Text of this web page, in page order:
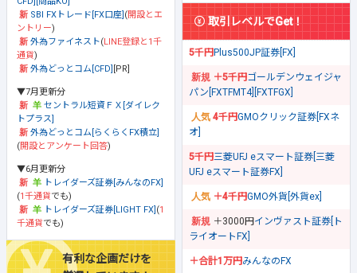
SBI FXトレード[FX口座] (開設とエ
ントリー)
外為ファイネスト(LINE登録と1千
通貨)
外為どっとコム[CFD]
[PR]
▼7月更新分
セントラル短資ＦＸ[ダイレク
トプラス]
外為どっとコム[らくらくFX積立]
(開設とアンケート回答)
▼6月更新分
トレイダーズ証券[みんなのFX]
(1千通貨でも)
トレイダーズ証券[LIGHT FX] (1
千通貨でも)
有利な企画だけを
取引レベルでGet！
5千円Plus500JP証券[FX]
＋5千円ゴールデンウェイジャ
パン[FXTFMT4][FXTFGX]
4千円GMOクリック証券[FXネ
オ]
5千円三菱UFJ eスマート証券[三菱
UFJ eスマート証券FX]
＋4千円GMO外貨[外貨ex]
＋3000円 インヴァスト証券[ト
ライオートFX]
＋合計1万円みんなのFX